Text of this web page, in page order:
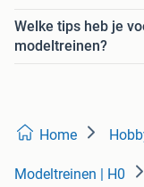
Welke tips heb je
modeltreinen?
Home
Modeltreinen | H0